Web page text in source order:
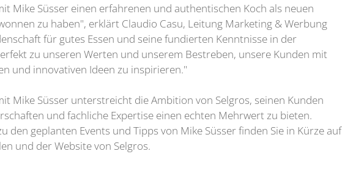
Mike Süsser einen erfahrenen und authentischen Koch als neuen
zu haben", erklärt Claudio Casu, Leitung Marketing & Werbung
für gutes Essen und seine fundierten Kenntnisse in der
zu unseren Werten und unserem Bestreben, unsere Kunden mit
und innovativen Ideen zu inspirieren."
Mike Süsser unterstreicht die Ambition von Selgros, seinen Kunden
und fachliche Expertise einen echten Mehrwert zu bieten.
den geplanten Events und Tipps von Mike Süsser finden Sie in Kürze auf
und der Website von Selgros.